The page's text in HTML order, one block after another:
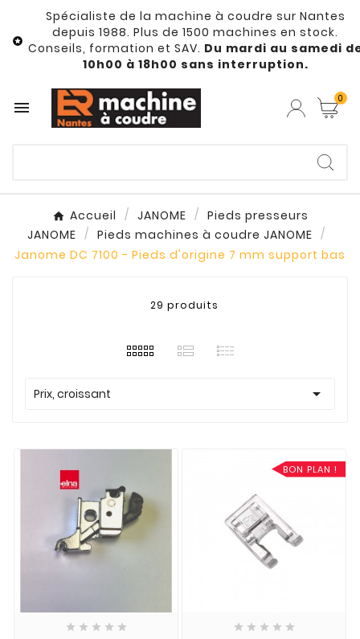

Spécialiste de la machine à coudre sur Nantes
depuis 1988. Plus de 1500 machines en stock.
Conseils, formation et SAV. Du mardi au samedi
10h00 à 18h00 sans interruption.
 0
Accueil JANOME
Pieds presseurs
JANOME
Pieds machines à coudre JANOME
Janome DC 7100 - Pieds d'origine 7 mm support bas
29 produits
Prix, croissant 
    
BON PLAN !
    